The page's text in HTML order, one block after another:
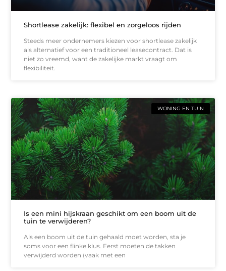
Shortlease zakelijk: flexibel en zorgeloos rijden
Steeds meer ondernemers kiezen voor shortlease zakelijk
als alternatief voor een traditioneel leasecontract. Dat is
niet zo vreemd, want de zakelijke markt vraagt om
flexibiliteit.
WONING EN TUIN
Is een mini hijskraan geschikt om een boom uit de
tuin te verwijderen?
Als een boom uit de tuin gehaald moet worden, sta je
soms voor een flinke klus. Eerst moeten de takken
verwijderd worden (vaak met een